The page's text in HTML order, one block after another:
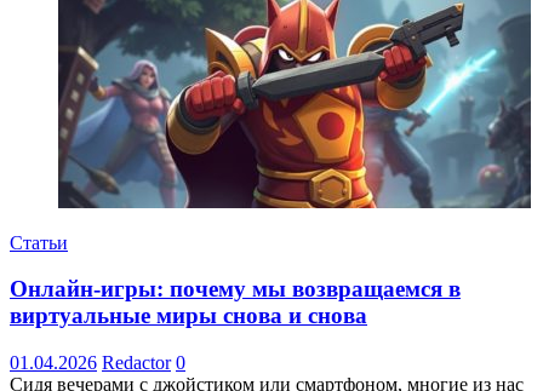
Статьи
Онлайн-игры: почему мы возвращаемся в
виртуальные миры снова и снова
01.04.2026 Redactor 0
Сидя вечерами с джойстиком или смартфоном, многие из нас